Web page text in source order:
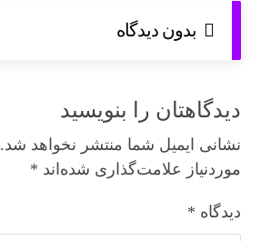
بدون دیدگاه
دیدگاهتان را بنویسید
نشانی ایمیل شما منتشر نخواهد شد.
موردنیاز علامت‌گذاری شده‌اند *
دیدگاه *